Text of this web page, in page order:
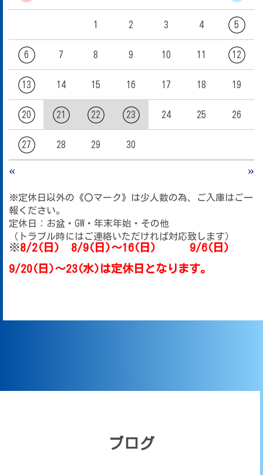
1 2 3 4 5
6 7 8 9 10 11 12
13 14 15 16 17 18 19
20 21 22 23 24 25 26
27 28 29 30
« »
※定休日以外の《〇マーク》は少人数の為、ご入庫はご一
報ください。
定休日：お盆・GW・年末年始・その他
（トラブル時にはご連絡いただければ対応致します）
※8/2(日) 8/9(日)～16(日) 9/6(日)
9/20(日)～23(水)は定休日となります。
ブログ